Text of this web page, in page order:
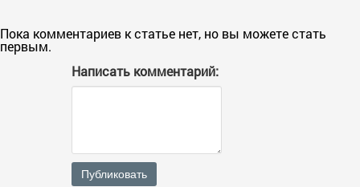
Пока комментариев к статье нет, но вы можете стать
первым.
Написать комментарий:
Публиковать